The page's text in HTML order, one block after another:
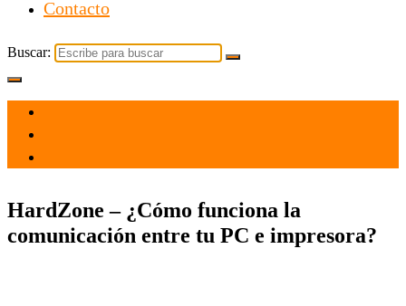
Contacto
Buscar:
HardZone – ¿Cómo funciona la
comunicación entre tu PC e impresora?